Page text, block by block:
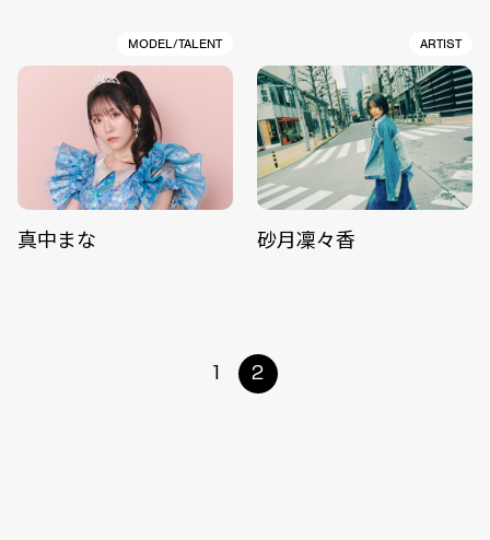
MODEL/TALENT
真中まな
ARTIST
砂月凜々香
1 2